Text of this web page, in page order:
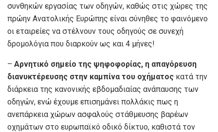
συνθηκών εργασίας των οδηγών, καθώς στις χώρες της
πρώην Ανατολικής Ευρώπης είναι σύνηθες το φαινόμενο
οι εταιρείες να στέλνουν τους οδηγούς σε συνεχή
δρομολόγια που διαρκούν ως και 4 μήνες!
– Αρνητικό σημείο της ψηφοφορίας, η απαγόρευση
διανυκτέρευσης στην καμπίνα του οχήματος κατά την
διάρκεια της κανονικής εβδομαδιαίας ανάπαυσης των
οδηγών, ενώ έχουμε επισημάνει πολλάκις πως η
ανεπάρκεια χώρων ασφαλούς στάθμευσης βαρέων
οχημάτων στο ευρωπαϊκό οδικό δίκτυο, καθιστά τον